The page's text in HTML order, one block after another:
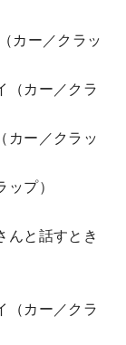
カー／クラッ
（カー／クラ
カー／クラッ
プ）
んと話すとき
（カー／クラ